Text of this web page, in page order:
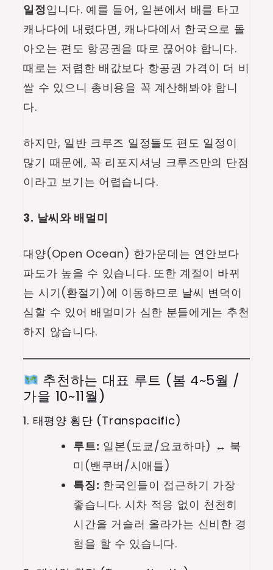
일정입니다. 예를 들어, 일본에서 배를 타고
캐나다에 내렸다면, 캐나다에서 한국으로 돌
아오는 편도 항공권을 따로 끊어야 합니다.
때로는 저렴한 배값보다 항공권 가격이 더 비
쌀 수 있으니 총비용을 꼭 계산해봐야 합니
다.
하지만, 일반 크루즈 일정들도 편도 일정이
많기 때문에, 꼭 리포지셔닝 크루즈만의 단점
이라고 보기는 어렵습니다.
3. 날씨와 배멀미
대양(Open Ocean) 한가운데는 연안보다
파도가 높을 수 있습니다. 또한 계절이 바뀌
는 시기(환절기)에 이동하므로 날씨 변덕이
심할 수 있어 배멀미가 심한 분들에게는 추천
하지 않습니다.
추천하는 대표 루트 (봄 4~5월 /
가을 10~11월)
1. 태평양 횡단 (Transpacific)
루트: 일본(도쿄/요코하마) ↔ 북
미(밴쿠버/시애틀)
특징: 한국인들이 접근하기 가장
좋습니다. 시차 적응 없이 천천히
시간을 거슬러 올라가는 신비한 경
험을 할 수 있습니다.